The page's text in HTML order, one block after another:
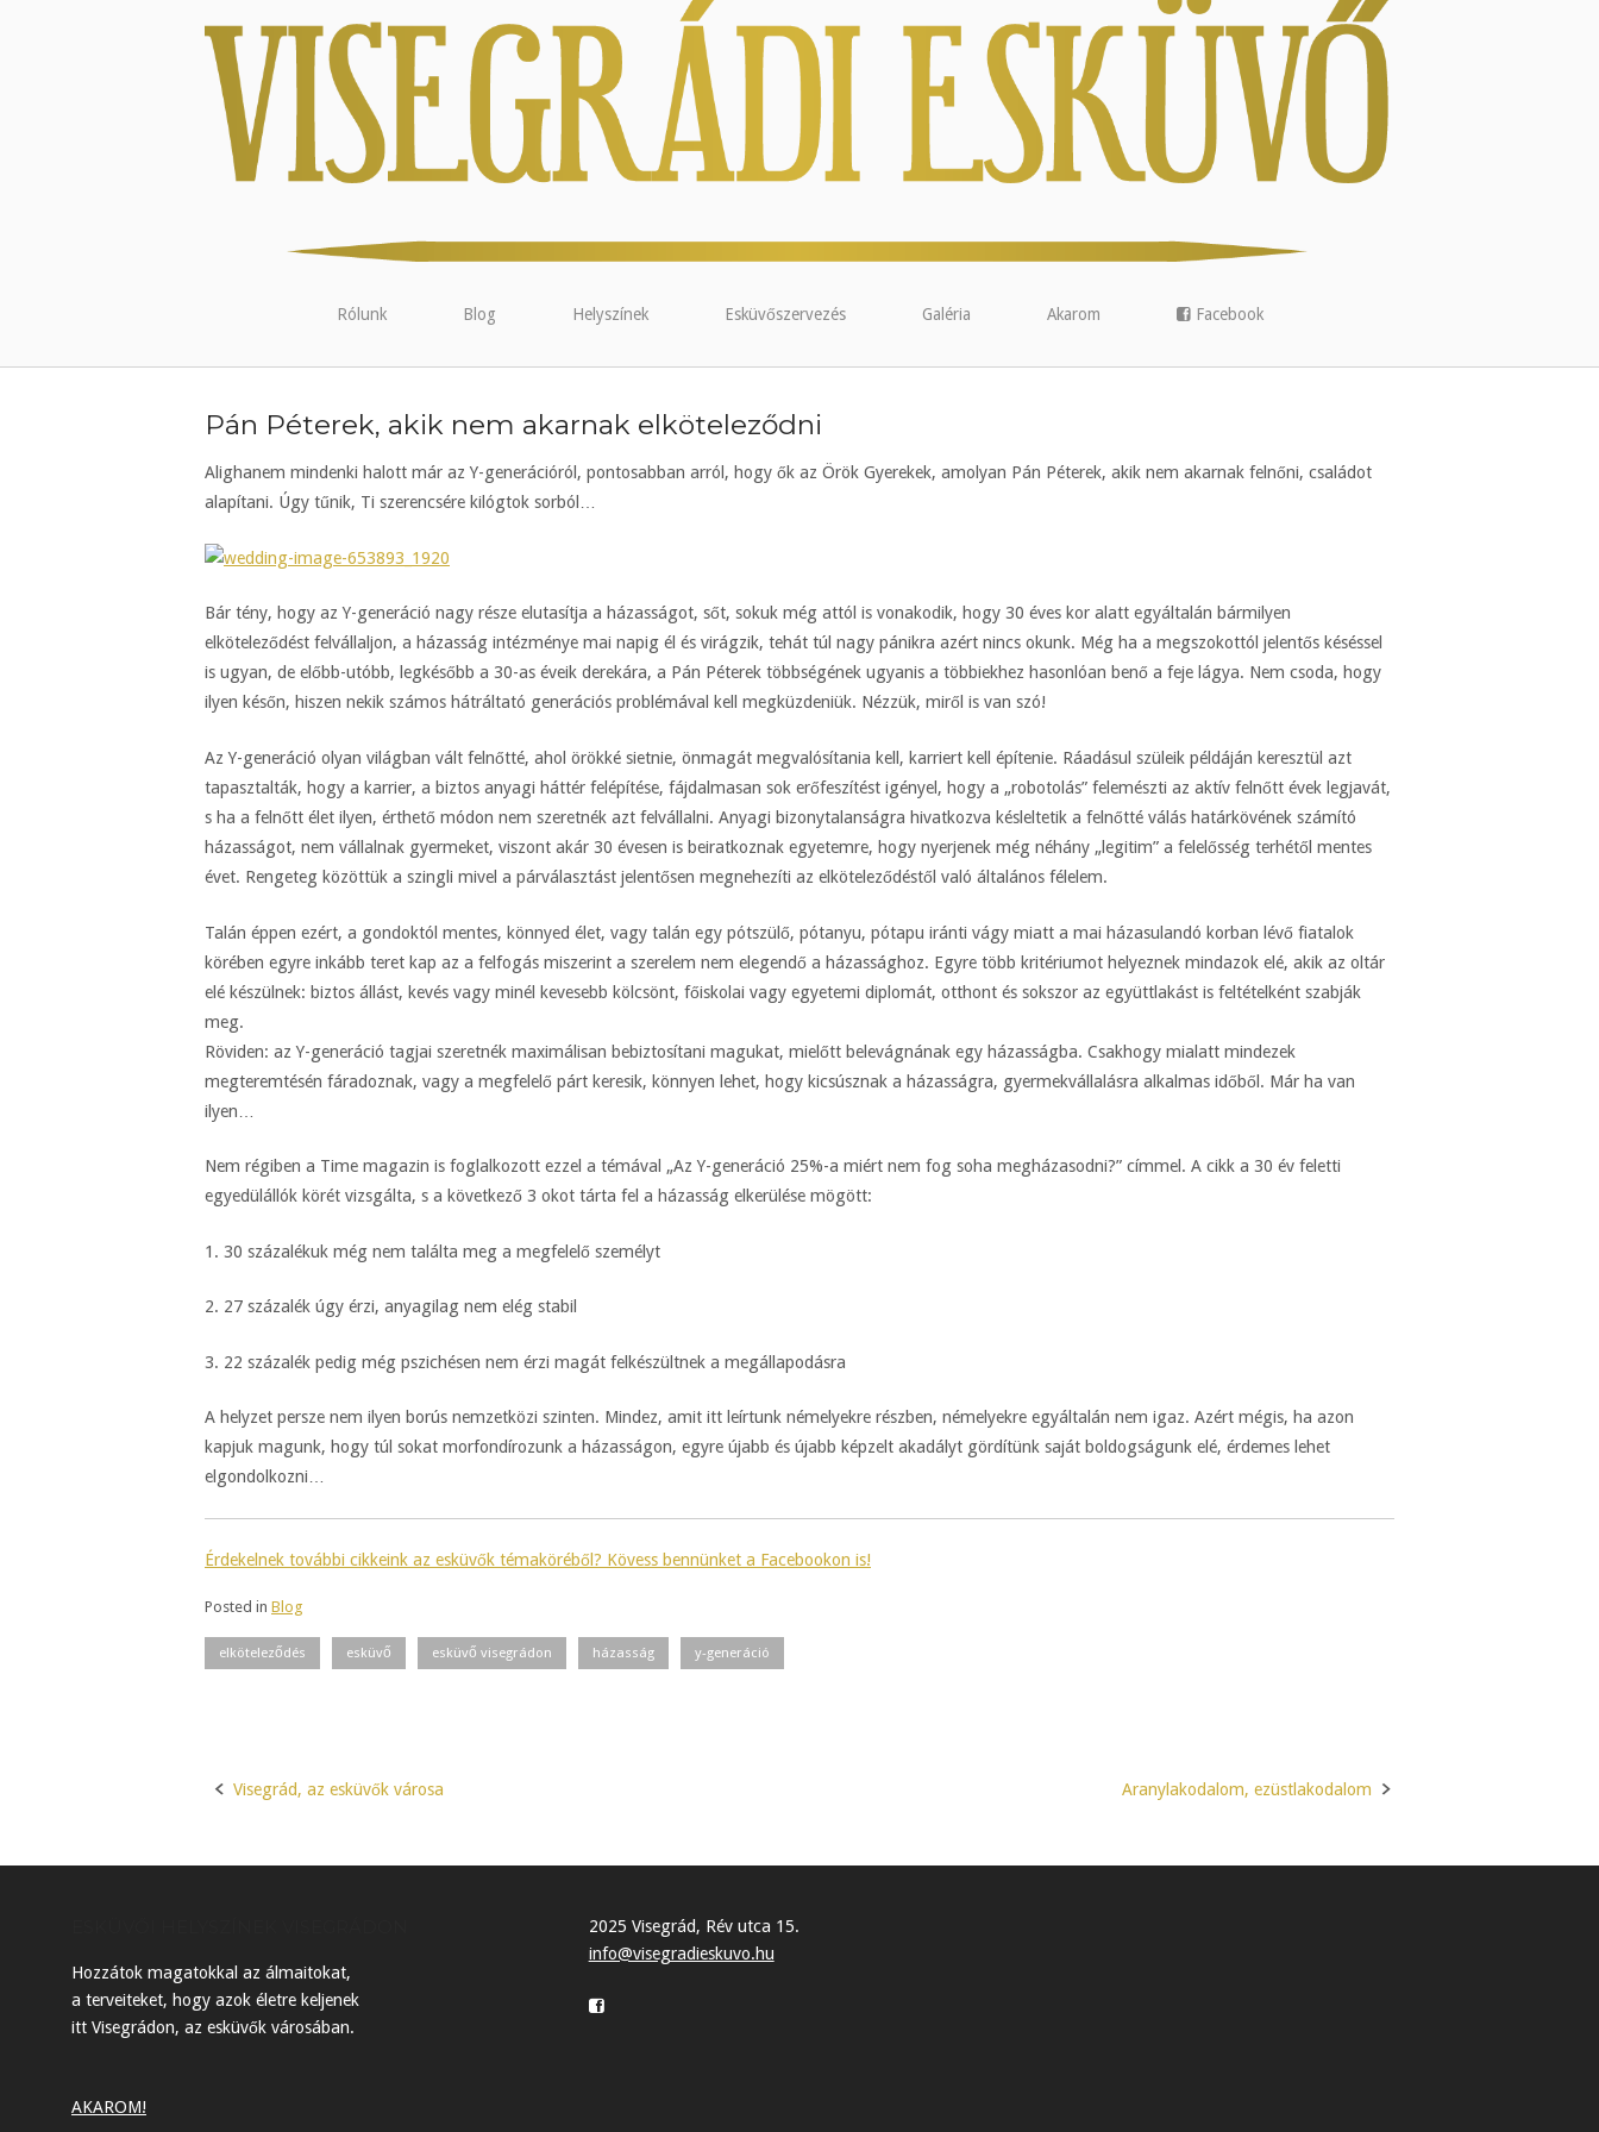
Rólunk Blog Helyszínek Esküvőszervezés Galéria Akarom Facebook
Pán Péterek, akik nem akarnak elköteleződni
Alighanem mindenki halott már az Y-generációról, pontosabban arról, hogy ők az Örök Gyerekek, amolyan Pán Péterek, akik nem akarnak felnőni, családot
alapítani. Úgy tűnik, Ti szerencsére kilógtok sorból…
Bár tény, hogy az Y-generáció nagy része elutasítja a házasságot, sőt, sokuk még attól is vonakodik, hogy 30 éves kor alatt egyáltalán bármilyen
elköteleződést felvállaljon, a házasság intézménye mai napig él és virágzik, tehát túl nagy pánikra azért nincs okunk. Még ha a megszokottól jelentős késéssel
is ugyan, de előbb-utóbb, legkésőbb a 30-as éveik derekára, a Pán Péterek többségének ugyanis a többiekhez hasonlóan benő a feje lágya. Nem csoda, hogy
ilyen későn, hiszen nekik számos hátráltató generációs problémával kell megküzdeniük. Nézzük, miről is van szó!
Az Y-generáció olyan világban vált felnőtté, ahol örökké sietnie, önmagát megvalósítania kell, karriert kell építenie. Ráadásul szüleik példáján keresztül azt
tapasztalták, hogy a karrier, a biztos anyagi háttér felépítése, fájdalmasan sok erőfeszítést igényel, hogy a „robotolás” felemészti az aktív felnőtt évek legjavát,
s ha a felnőtt élet ilyen, érthető módon nem szeretnék azt felvállalni. Anyagi bizonytalanságra hivatkozva késleltetik a felnőtté válás határkövének számító
házasságot, nem vállalnak gyermeket, viszont akár 30 évesen is beiratkoznak egyetemre, hogy nyerjenek még néhány „legitim” a felelősség terhétől mentes
évet. Rengeteg közöttük a szingli mivel a párválasztást jelentősen megnehezíti az elköteleződéstől való általános félelem.
Talán éppen ezért, a gondoktól mentes, könnyed élet, vagy talán egy pótszülő, pótanyu, pótapu iránti vágy miatt a mai házasulandó korban lévő fiatalok
körében egyre inkább teret kap az a felfogás miszerint a szerelem nem elegendő a házassághoz. Egyre több kritériumot helyeznek mindazok elé, akik az oltár
elé készülnek: biztos állást, kevés vagy minél kevesebb kölcsönt, főiskolai vagy egyetemi diplomát, otthont és sokszor az együttlakást is feltételként szabják
meg.
Röviden: az Y-generáció tagjai szeretnék maximálisan bebiztosítani magukat, mielőtt belevágnának egy házasságba. Csakhogy mialatt mindezek
megteremtésén fáradoznak, vagy a megfelelő párt keresik, könnyen lehet, hogy kicsúsznak a házasságra, gyermekvállalásra alkalmas időből. Már ha van
ilyen…
Nem régiben a Time magazin is foglalkozott ezzel a témával „Az Y-generáció 25%-a miért nem fog soha megházasodni?” címmel. A cikk a 30 év feletti
egyedülállók körét vizsgálta, s a következő 3 okot tárta fel a házasság elkerülése mögött:
1. 30 százalékuk még nem találta meg a megfelelő személyt
2. 27 százalék úgy érzi, anyagilag nem elég stabil
3. 22 százalék pedig még pszichésen nem érzi magát felkészültnek a megállapodásra
A helyzet persze nem ilyen borús nemzetközi szinten. Mindez, amit itt leírtunk némelyekre részben, némelyekre egyáltalán nem igaz. Azért mégis, ha azon
kapjuk magunk, hogy túl sokat morfondírozunk a házasságon, egyre újabb és újabb képzelt akadályt gördítünk saját boldogságunk elé, érdemes lehet
elgondolkozni…
Érdekelnek további cikkeink az esküvők témaköréből? Kövess bennünket a Facebookon is!
Posted in Blog
elköteleződés esküvő esküvő visegrádon házasság y-generáció
Post
Visegrád, az esküvők városa Aranylakodalom, ezüstlakodalom
Hozzátok magatokkal az álmaitokat,
a terveiteket, hogy azok életre keljenek
itt Visegrádon, az esküvők városában.
AKAROM!
2025 Visegrád, Rév utca 15.
info@visegradieskuvo.hu